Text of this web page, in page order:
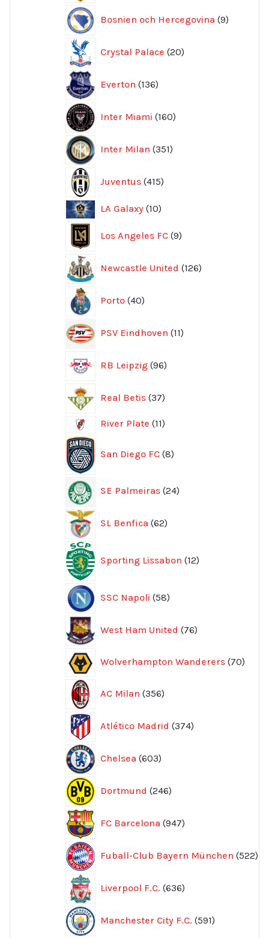
Bosnien och Hercegovina 9
produkter
Crystal Palace 20
produkter
Everton 136
produkter
Inter Miami 160
produkter
Inter Milan 351
produkter
Juventus 415
produkter
LA Galaxy 1010
Los Angeles FC 9
produkter
Newcastle United 126
produkter
Porto 40
produkter
PSV Eindhoven 11
produkter
RB Leipzig 96
produkter
Real Betis 37
produkter
River Plate 1111
San Diego FC 8produkter
SE Palmeiras 24
produkter
SL Benfica 62
produkter
Sporting Lissabon 12produkter
SSC Napoli 58
produkter
West Ham United 76
produkter
Wolverhampton Wanderers 70
AC Milan 356
produkter
Atlético Madrid 374
produkter
Chelsea 603
produkter
Dortmund 246
produkter
FC Barcelona 947
produkter
Fuball-Club Bayern München 522
Liverpool F.C. 636
produkter
Manchester City F.C. 591
produkter